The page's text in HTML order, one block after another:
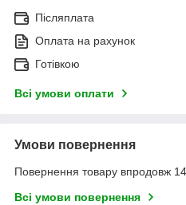
Післяплата
Оплата на рахунок
Готівкою
Всі умови оплати
Умови повернення
Повернення товару впродовж
Всі умови повернення